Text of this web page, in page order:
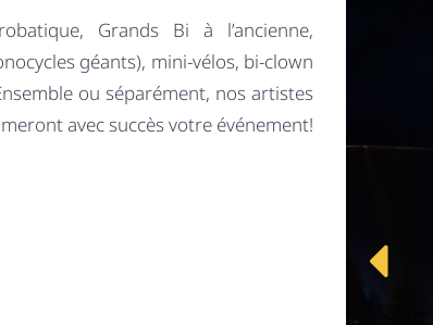
Grands Bi à l’ancienne,
géants), mini-vélos, bi-clown
ou séparément, nos artistes
avec succès votre événement!